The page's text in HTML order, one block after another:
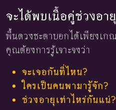
จะได้พบเนื้อคู่ช่วงอา
พื้นดวงชะตาบอกได้เพียงเก
คุณต้องการรู้เจาะจงว่า
จะเจอกันที่ไหน?
ใครเป็นคนพามารู้จัก?
ช่วงอายุเท่าไหร่กันแน่?